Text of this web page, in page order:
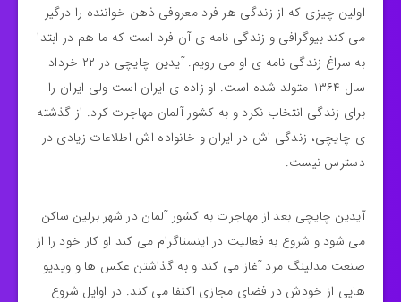
اولین چیزی که از زندگی هر فرد معروفی ذهن خواننده را درگیر
می کند بیوگرافی و زندگی نامه ی آن فرد است که ما هم در ابتدا
به سراغ زندگی نامه ی او می رویم. آیدین چایچی در ۲۲ خرداد
سال ۱۳۶۴ متولد شده است. او زاده ی ایران است ولی ایران را
برای زندگی انتخاب نکرد و به کشور آلمان مهاجرت کرد. از گذشته
ی چایچی، زندگی اش در ایران و خانواده اش اطلاعات زیادی در
دسترس نیست.
آیدین چایچی بعد از مهاجرت به کشور آلمان در شهر برلین ساکن
می شود و شروع به فعالیت در اینستاگرام می کند او کار خود را از
صنعت مدلینگ مرد آغاز می کند و به گذاشتن عکس ها و ویدیو
هایی از خودش در فضای مجازی اکتفا می کند. در اوایل شروع